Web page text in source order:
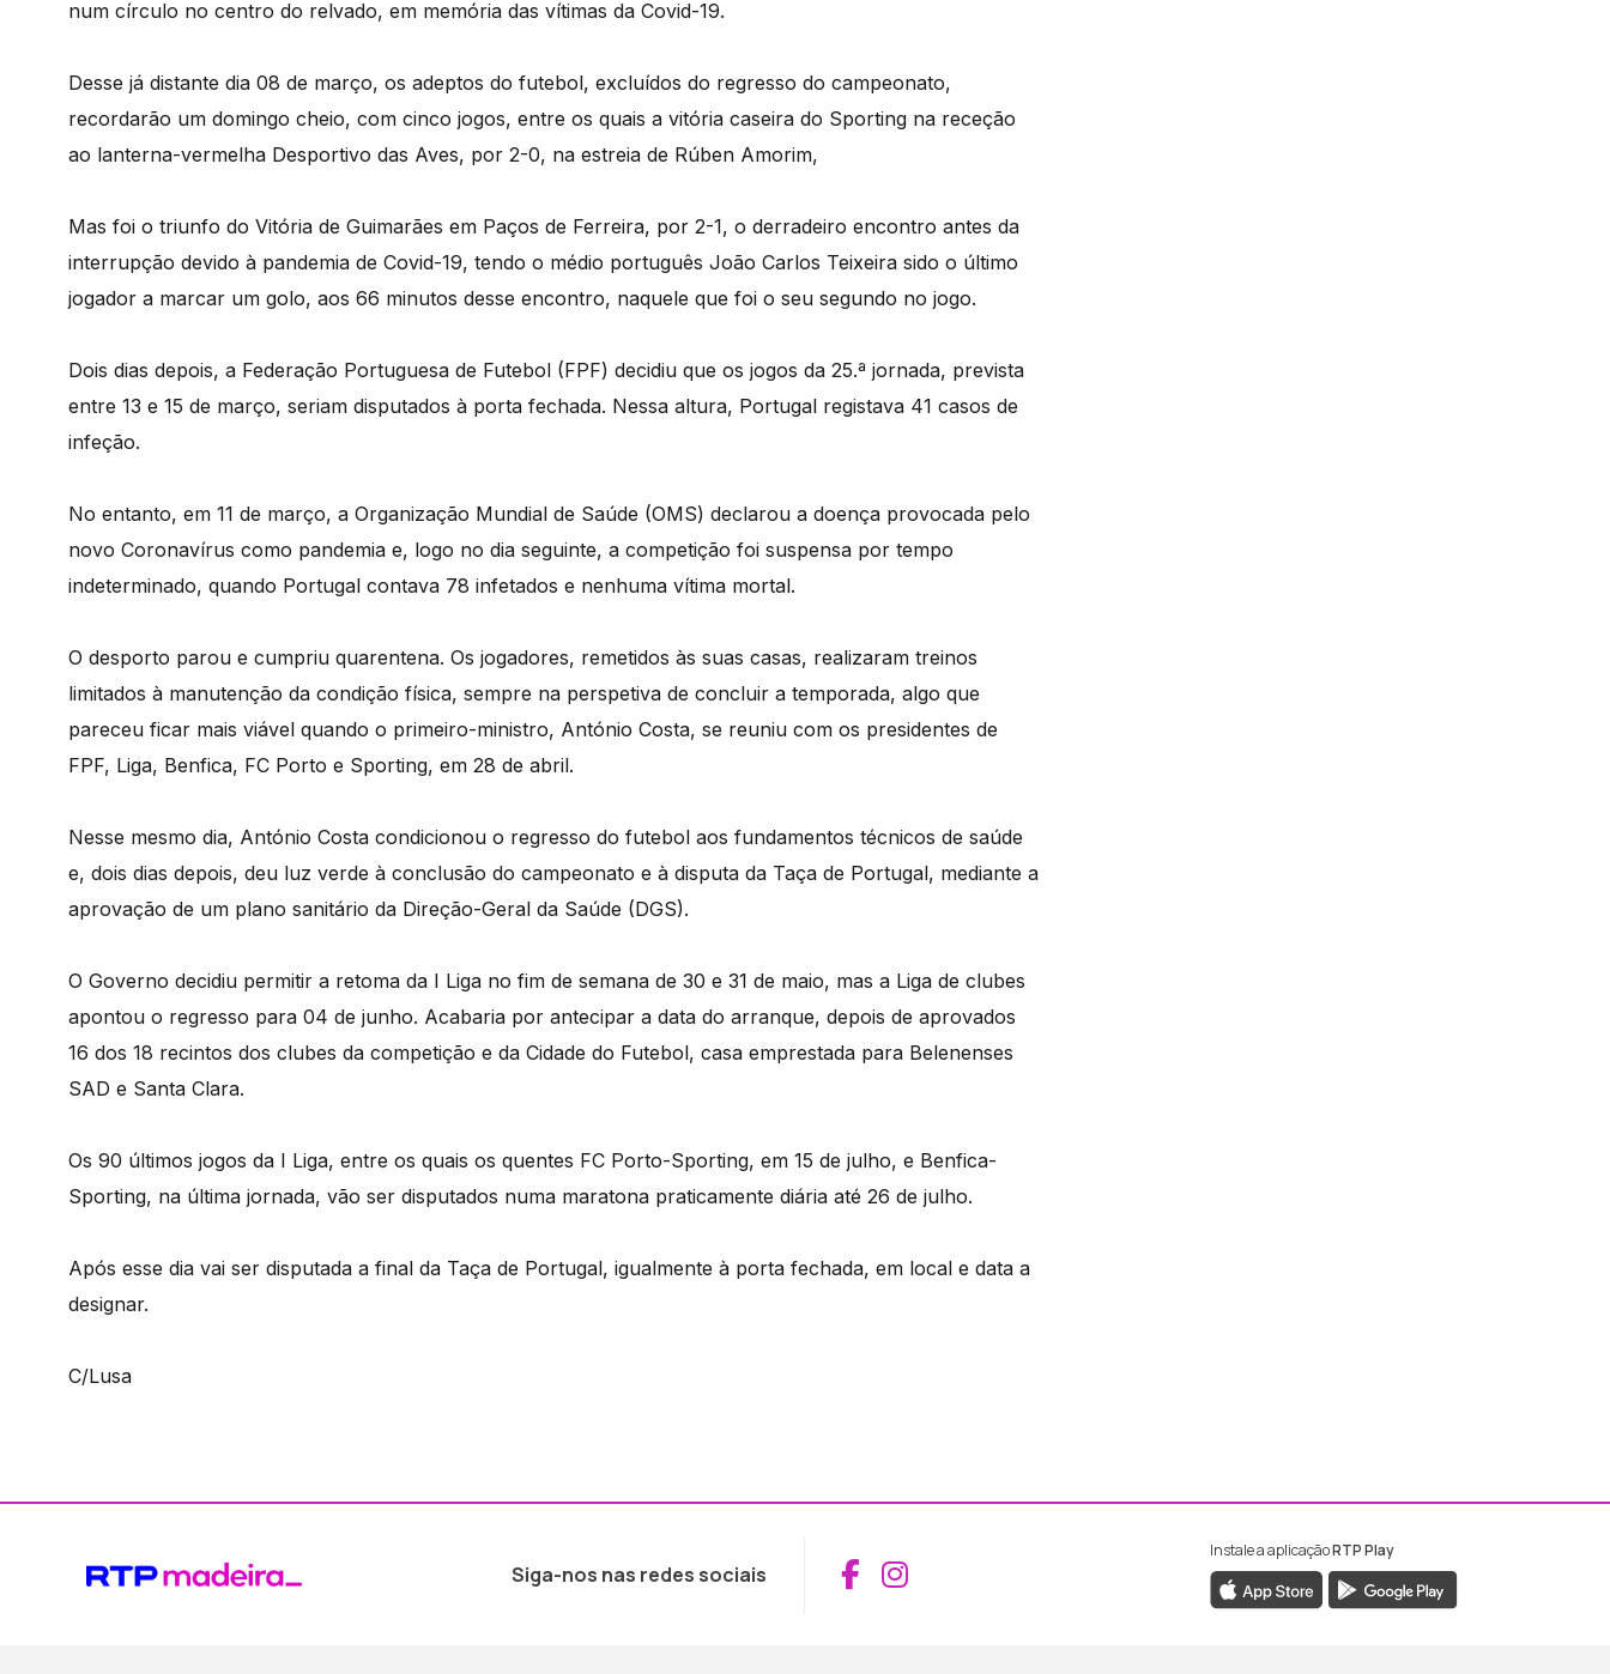
num círculo no centro do relvado, em memória das vítimas da Covid-19.
Desse já distante dia 08 de março, os adeptos do futebol, excluídos do regresso do campeonato,
recordarão um domingo cheio, com cinco jogos, entre os quais a vitória caseira do Sporting na receção
ao lanterna-vermelha Desportivo das Aves, por 2-0, na estreia de Rúben Amorim,
Mas foi o triunfo do Vitória de Guimarães em Paços de Ferreira, por 2-1, o derradeiro encontro antes da
interrupção devido à pandemia de Covid-19, tendo o médio português João Carlos Teixeira sido o último
jogador a marcar um golo, aos 66 minutos desse encontro, naquele que foi o seu segundo no jogo.
Dois dias depois, a Federação Portuguesa de Futebol (FPF) decidiu que os jogos da 25.ª jornada, prevista
entre 13 e 15 de março, seriam disputados à porta fechada. Nessa altura, Portugal registava 41 casos de
infeção.
No entanto, em 11 de março, a Organização Mundial de Saúde (OMS) declarou a doença provocada pelo
novo Coronavírus como pandemia e, logo no dia seguinte, a competição foi suspensa por tempo
indeterminado, quando Portugal contava 78 infetados e nenhuma vítima mortal.
O desporto parou e cumpriu quarentena. Os jogadores, remetidos às suas casas, realizaram treinos
limitados à manutenção da condição física, sempre na perspetiva de concluir a temporada, algo que
pareceu ficar mais viável quando o primeiro-ministro, António Costa, se reuniu com os presidentes de
FPF, Liga, Benfica, FC Porto e Sporting, em 28 de abril.
Nesse mesmo dia, António Costa condicionou o regresso do futebol aos fundamentos técnicos de saúde
e, dois dias depois, deu luz verde à conclusão do campeonato e à disputa da Taça de Portugal, mediante a
aprovação de um plano sanitário da Direção-Geral da Saúde (DGS).
O Governo decidiu permitir a retoma da I Liga no fim de semana de 30 e 31 de maio, mas a Liga de clubes
apontou o regresso para 04 de junho. Acabaria por antecipar a data do arranque, depois de aprovados
16 dos 18 recintos dos clubes da competição e da Cidade do Futebol, casa emprestada para Belenenses
SAD e Santa Clara.
Os 90 últimos jogos da I Liga, entre os quais os quentes FC Porto-Sporting, em 15 de julho, e Benfica-
Sporting, na última jornada, vão ser disputados numa maratona praticamente diária até 26 de julho.
Após esse dia vai ser disputada a final da Taça de Portugal, igualmente à porta fechada, em local e data a
designar.
C/Lusa
Siga-nos nas redes sociais Aceder ao Facebook da RTP Madeira
Aceder ao Instagram da RTP Madeira
Instale a aplicaçãoRTP Play